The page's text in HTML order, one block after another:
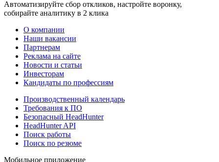
Автоматизируйте сбор откликов, настройте воронку,
собирайте аналитику в 2 клика
О компании
Наши вакансии
Партнерам
Реклама на сайте
Новости и статьи
Инвесторам
Кандидаты по профессиям
Производственный календарь
Требования к ПО
Безопасный HeadHunter
HeadHunter API
Поиск работы
Поиск по резюме
Мобильное приложение